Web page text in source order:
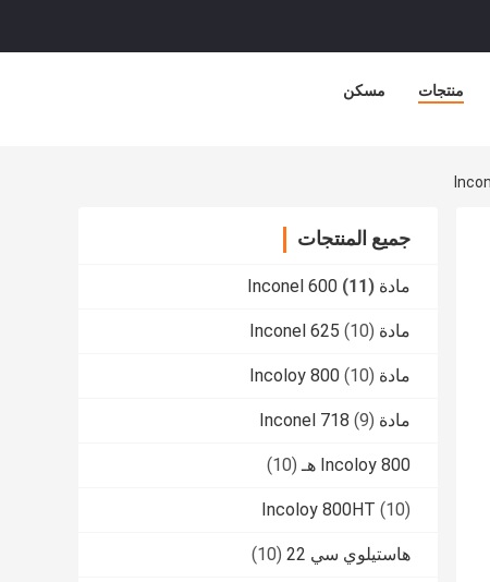
مسكن منتجات
جميع المنتجات
مادة Inconel 600 (11)
مادة Inconel 625 (10)
مادة Incoloy 800 (10)
مادة Inconel 718 (9)
Incoloy 800 هـ (10)
Incoloy 800HT (10)
هاستيلوي سي 22 (10)